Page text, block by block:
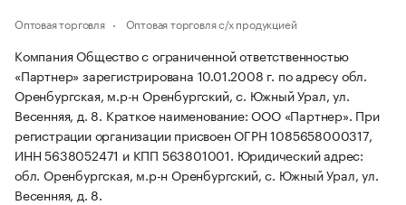
Оптовая торговля Оптовая торговля с/х продукцией
Компания Общество с ограниченной ответственностью
«Партнер» зарегистрирована 10.01.2008 г. по адресу обл.
Оренбургская, м.р-н Оренбургский, с. Южный Урал, ул.
Весенняя, д. 8. Краткое наименование: ООО «Партнер». При
регистрации организации присвоен ОГРН 1085658000317,
ИНН 5638052471 и КПП 563801001. Юридический адрес:
обл. Оренбургская, м.р-н Оренбургский, с. Южный Урал, ул.
Весенняя, д. 8.